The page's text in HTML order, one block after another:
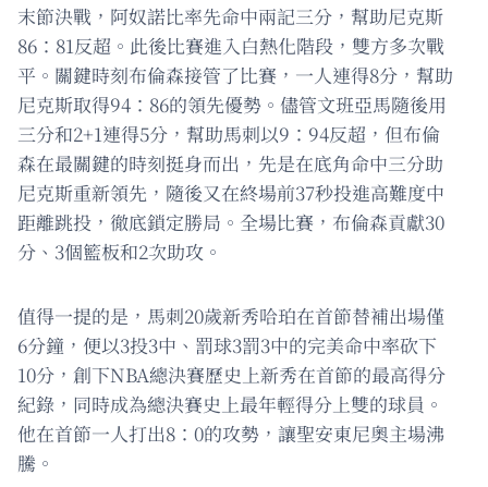
末節決戰，阿奴諾比率先命中兩記三分，幫助尼克斯
86：81反超。此後比賽進入白熱化階段，雙方多次戰
平。關鍵時刻布倫森接管了比賽，一人連得8分，幫助
尼克斯取得94：86的領先優勢。儘管文班亞馬隨後用
三分和2+1連得5分，幫助馬刺以9：94反超，但布倫
森在最關鍵的時刻挺身而出，先是在底角命中三分助
尼克斯重新領先，隨後又在終場前37秒投進高難度中
距離跳投，徹底鎖定勝局。全場比賽，布倫森貢獻30
分、3個籃板和2次助攻。
值得一提的是，馬刺20歲新秀哈珀在首節替補出場僅
6分鐘，便以3投3中、罰球3罰3中的完美命中率砍下
10分，創下NBA總決賽歷史上新秀在首節的最高得分
紀錄，同時成為總決賽史上最年輕得分上雙的球員。
他在首節一人打出8：0的攻勢，讓聖安東尼奧主場沸
騰。